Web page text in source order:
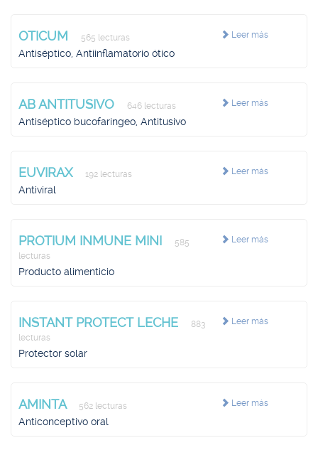
Leer más
OTICUM 565 lecturas
Antiséptico, Antiinflamatorio ótico
Leer más
AB ANTITUSIVO 646 lecturas
Antiséptico bucofaríngeo, Antitusivo
Leer más
EUVIRAX 192 lecturas
Antiviral
Leer más
PROTIUM INMUNE MINI
585
lecturas
Producto alimenticio
Leer más
INSTANT PROTECT LECHE
883
lecturas
Protector solar
Leer más
AMINTA 562 lecturas
Anticonceptivo oral